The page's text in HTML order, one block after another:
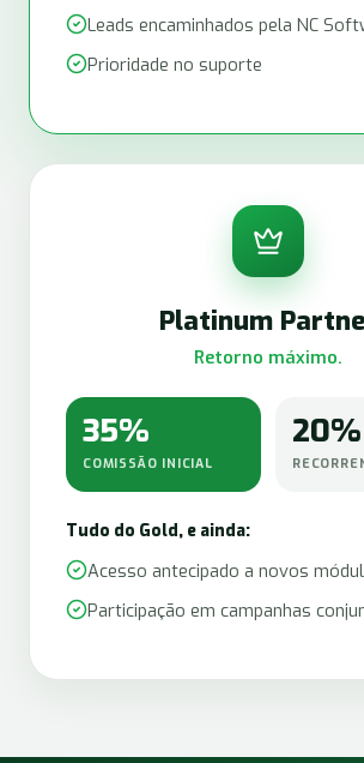
Leads encaminhados pela NC
Prioridade no suporte
Platinum
Retorno máximo.
35%
COMISSÃO INICIAL
20%
Tudo do Gold, e ainda:
Acesso antecipado a novos
Participação em campanhas